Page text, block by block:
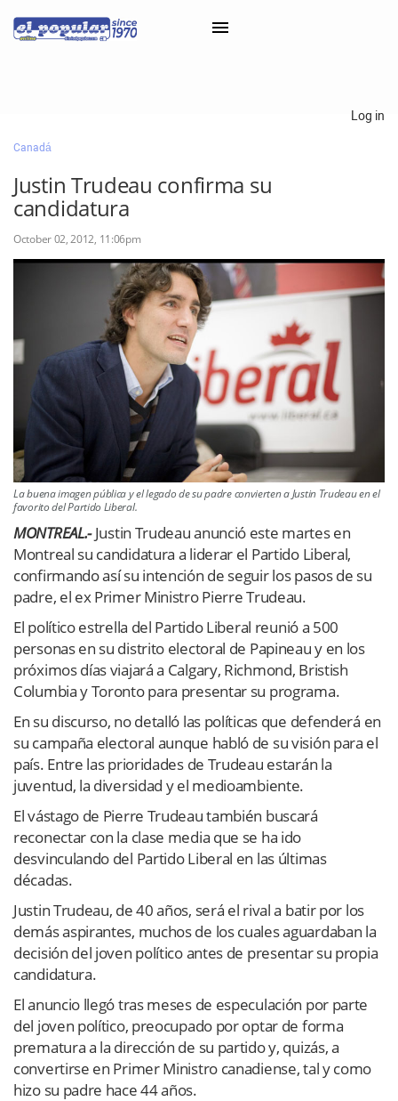
Classifieds
Categorías
×
Log in
Canadá
Justin Trudeau confirma su
candidatura
October 02, 2012, 11:06pm
La buena imagen pública y el legado de su padre convierten a Justin Trudeau en el
favorito del Partido Liberal.
MONTREAL.-Justin Trudeau anunció este martes en
Montreal su candidatura a liderar el Partido Liberal,
confirmando así su intención de seguir los pasos de su
padre, el ex Primer Ministro Pierre Trudeau.
El político estrella del Partido Liberal reunió a 500
personas en su distrito electoral de Papineau y en los
próximos días viajará a Calgary, Richmond, Bristish
Columbia y Toronto para presentar su programa.
En su discurso, no detalló las políticas que defenderá en
su campaña electoral aunque habló de su visión para el
país. Entre las prioridades de Trudeau estarán la
juventud, la diversidad y el medioambiente.
El vástago de Pierre Trudeau también buscará
reconectar con la clase media que se ha ido
desvinculando del Partido Liberal en las últimas
décadas.
Justin Trudeau, de 40 años, será el rival a batir por los
demás aspirantes, muchos de los cuales aguardaban la
decisión del joven político antes de presentar su propia
candidatura.
El anuncio llegó tras meses de especulación por parte
del joven político, preocupado por optar de forma
prematura a la dirección de su partido y, quizás, a
convertirse en Primer Ministro canadiense, tal y como
hizo su padre hace 44 años.